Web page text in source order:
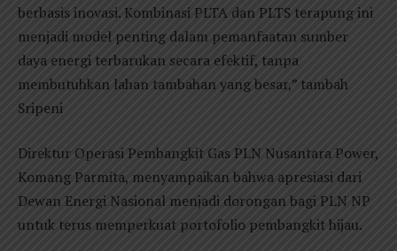
berbasis inovasi. Kombinasi PLTA dan PLTS terapung ini
menjadi model penting dalam pemanfaatan sumber
daya energi terbarukan secara efektif, tanpa
membutuhkan lahan tambahan yang besar,” tambah
Sripeni
Direktur Operasi Pembangkit Gas PLN Nusantara Power,
Komang Parmita, menyampaikan bahwa apresiasi dari
Dewan Energi Nasional menjadi dorongan bagi PLN NP
untuk terus memperkuat portofolio pembangkit hijau.